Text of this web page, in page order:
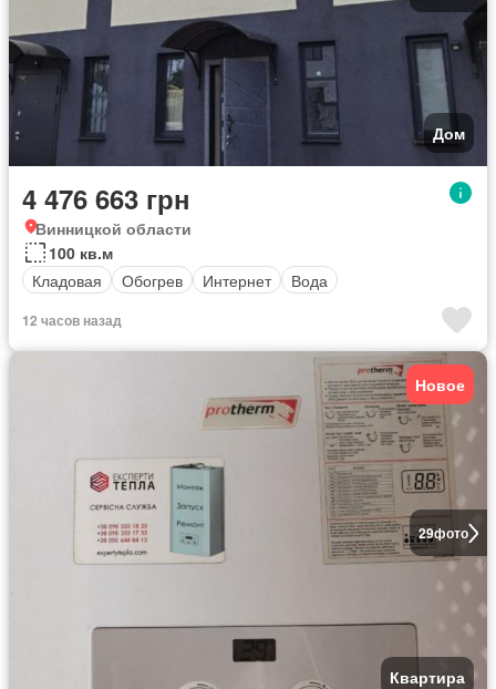
Дом
4 476 663 грн
Винницкой области
100 кв.м
Кладовая
Обогрев Интернет Вода
12 часов назад
29фото
Новое
Квартира